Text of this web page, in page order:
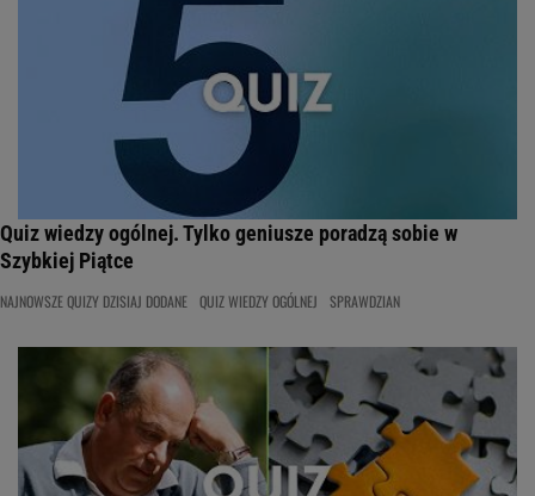
Quiz wiedzy ogólnej. Tylko geniusze poradzą sobie w
Szybkiej Piątce
NAJNOWSZE QUIZY DZISIAJ DODANE QUIZ WIEDZY OGÓLNEJ SPRAWDZIAN